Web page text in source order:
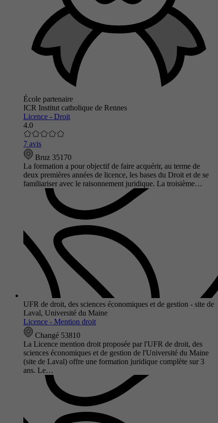
École partenaire
ICR Institut catholique de Rennes
Licence - Droit
4.0
7 avis
Bruz 35170
La formation a pour objectif de faire acquérir, au terme de
deux premières années de licence, les bases du Droit et de se
familiariser avec le raisonnement juridique. La troisième…
UFR de droit, des sciences économiques et de gestion - site de
Laval, Université du Maine
Licence - Mention droit
Changé 53810
La Licence mention droit proposée par l'UFR de droit, des
sciences économiques et de gestion de l'Université du Maine
(site de Laval) offre une formation juridique complète sur 3
ans. Le…